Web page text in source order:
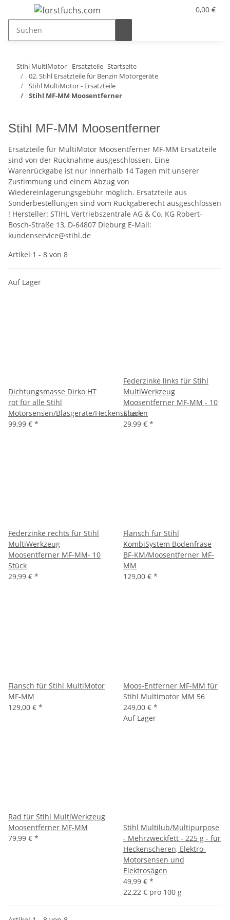
0,00 €
Stihl MultiMotor - Ersatzteile Startseite
02. Stihl Ersatzteile für Benzin Motorgeräte
Stihl MultiMotor - Ersatzteile
Stihl MF-MM Moosentferner
Stihl MF-MM Moosentferner
Ersatzteile für MultiMotor Moosentferner MF-MM Ersatzteile
sind von der Rücknahme ausgeschlossen. Eine
Warenrückgabe ist nur innerhalb 14 Tagen mit unserer
Zustimmung und einem Abzug von
Wiedereinlagerungsgebühr möglich. Ersatzteile aus
Sonderbestellungen sind vom Rückgaberecht ausgeschlossen
! Hersteller: STIHL Vertriebszentrale AG & Co. KG Robert-
Bosch-Straße 13, D-64807 Dieburg E-Mail:
kundenservice@stihl.de
Artikel 1 - 8 von 8
Auf Lager
Dichtungsmasse Dirko HT
rot für alle Stihl
Motorsensen/Blasgeräte/Heckenscheren
99,99 € *
Federzinke links für Stihl
MultiWerkzeug
Moosentferner MF-MM - 10
Stück
29,99 € *
Federzinke rechts für Stihl
MultiWerkzeug
Moosentferner MF-MM- 10
Stück
29,99 € *
Flansch für Stihl
KombiSystem Bodenfräse
BF-KM/Moosentferner MF-
MM
129,00 € *
Flansch für Stihl MultiMotor
MF-MM
129,00 € *
Moos-Entferner MF-MM für
Stihl Multimotor MM 56
249,00 € *
Rad für Stihl MultiWerkzeug
Moosentferner MF-MM
79,99 € *
Auf Lager
Stihl Multilub/Multipurpose
- Mehrzweckfett - 225 g - für
Heckenscheren, Elektro-
Motorsensen und
Elektrosägen
49,99 € *
22,22 € pro 100 g